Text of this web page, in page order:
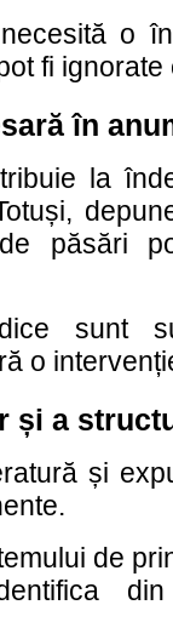
o
fi
în
la
păsări
sunt
o
și a
și
de